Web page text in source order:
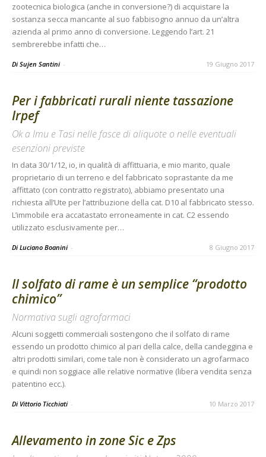
zootecnica biologica (anche in conversione?) di acquistare la
sostanza secca mancante al suo fabbisogno annuo da un’altra
azienda al primo anno di conversione. Leggendo l’art. 21
sembrerebbe infatti che…
Di Sujen Santini - 19 Giugno 2017
Per i fabbricati rurali niente tassazione
Irpef
Ok a Imu e Tasi nelle fasce di aliquote o nelle eventuali
esenzioni previste
In data 30/1/12, io, in qualità di affittuaria, e mio marito, quale
proprietario di un terreno e del fabbricato soprastante da me
affittato (con contratto registrato), abbiamo presentato una
richiesta all’Ute per l’attribuzione della cat. D10 al fabbricato stesso.
L’immobile era accatastato erroneamente in cat. C2 essendo
utilizzato esclusivamente per…
Di Luciano Boanini - 8 Giugno 2017
Il solfato di rame è un semplice “prodotto
chimico”
Normativa sugli agrofarmaci
Alcuni soggetti commerciali sostengono che il solfato di rame
essendo un prodotto chimico al pari della calce, della candeggina e
altri prodotti similari, come tale non è considerato un agrofarmaco
e quindi non soggiace alle relative normative (libera vendita senza
patentino ecc.).
Di Vittorio Ticchiati - 10 Marzo 2017
Allevamento in zone Sic e Zps